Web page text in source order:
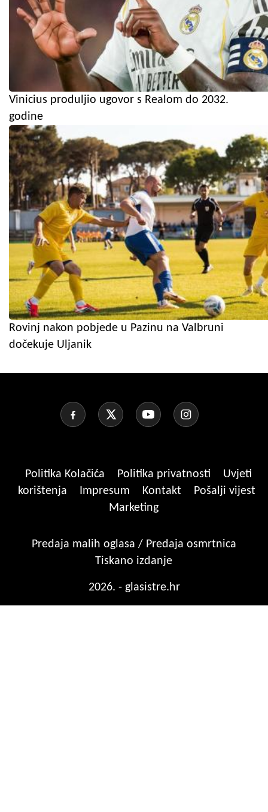
Vinicius produljio ugovor s Realom do 2032.
godine
Rovinj nakon pobjede u Pazinu na Valbruni
dočekuje Uljanik
Politika Kolačića Politika privatnosti
Uvjeti
korištenja
Impresum Kontakt
Pošalji vijest
Marketing
Predaja malih oglasa / Predaja osmrtnica
Tiskano izdanje
2026. - glasistre.hr